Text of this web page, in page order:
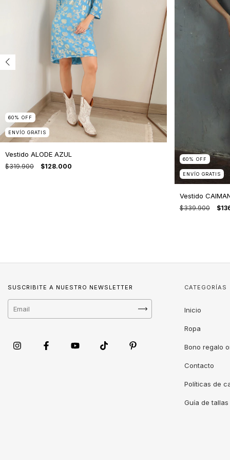
60% OFF
ENVÍO GRATIS
Vestido ALODE AZUL
$319.900 $128.000
60% OFF
ENVÍO GRATIS
Vestido
$339.900
SUSCRIBITE A NUESTRO NEWSLETTER CATEGORÍAS
Inicio
Ropa
Bono regalo
Contacto
Políticas de
Guía de tallas